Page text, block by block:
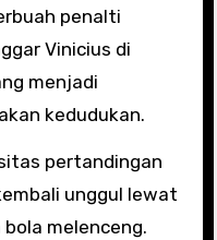
penalti
Vinicius di
menjadi
kedudukan.
pertandingan
unggul lewat
melenceng.